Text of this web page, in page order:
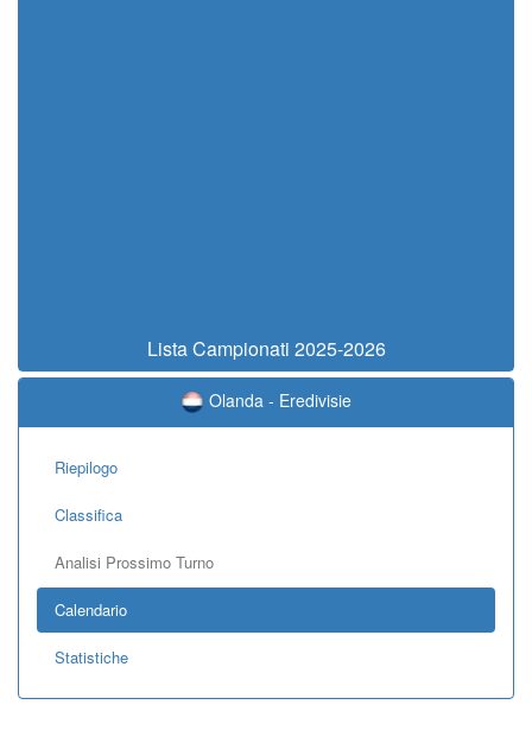
Lista Campionati 2025-2026
Olanda - Eredivisie
Riepilogo
Classifica
Analisi Prossimo Turno
Calendario
Statistiche